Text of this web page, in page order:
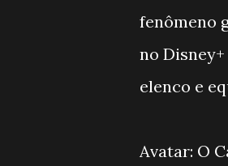
fenômeno
no
elenco e
Avatar: O